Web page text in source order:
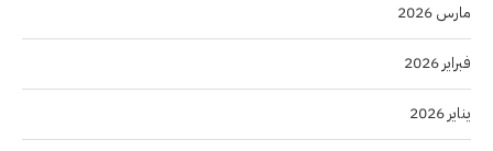
مارس 2026
فبراير 2026
يناير 2026